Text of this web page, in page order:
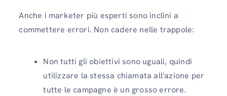
Anche i marketer più esperti sono inclini a
commettere errori. Non cadere nelle trappole:
Non tutti gli obiettivi sono uguali, quindi
utilizzare la stessa chiamata all'azione per
tutte le campagne è un grosso errore.